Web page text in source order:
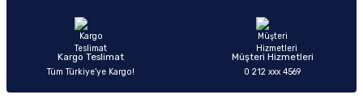
Kargo Teslimat
Tüm Türkiye’ye Kargo!
Müşteri Hizmetleri
0 212 xxx 4569